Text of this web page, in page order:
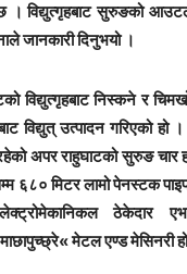
। विद्युत्गृहबाट सुरुङको
जानकारी दिनुभयो ।
विद्युत्गृहबाट निस्कने र
विद्युत् उत्पादन गरिएको हो
रहेको अपर राहुघाटको सुरुङ
६८० मिटर लामो पेनस्टक
ठेकेदार
मेटल एण्ड मेसिनरी